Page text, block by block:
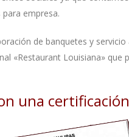
empresa.
de banquetes y
«Restaurant Louisiana»
una